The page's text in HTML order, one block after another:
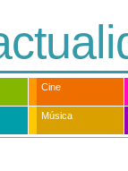
Cine
Música